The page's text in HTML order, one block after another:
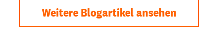
Weitere Blogartikel ansehen